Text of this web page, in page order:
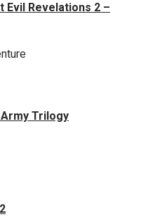
Evil Revelations 2 –
Trilogy